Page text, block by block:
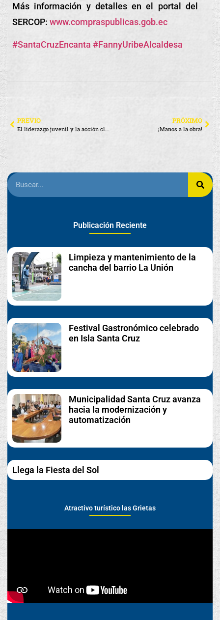
Más información y detalles en el portal del
SERCOP: www.compraspublicas.gob.ec
#SantaCruzEncanta #FannyUribeAlcaldesa
PREVIO
El liderazgo juvenil y la acción climática de Galápagos brillan a nivel regional
PRÓXIMO
¡Manos a la obra!
Publicación Reciente
Limpieza y mantenimiento de la
cancha del barrio La Unión
Festival Gastronómico celebrado
en Isla Santa Cruz
Municipalidad Santa Cruz avanza
hacia la modernización y
automatización
Llega la Fiesta del Sol
Atractivo turístico las Grietas